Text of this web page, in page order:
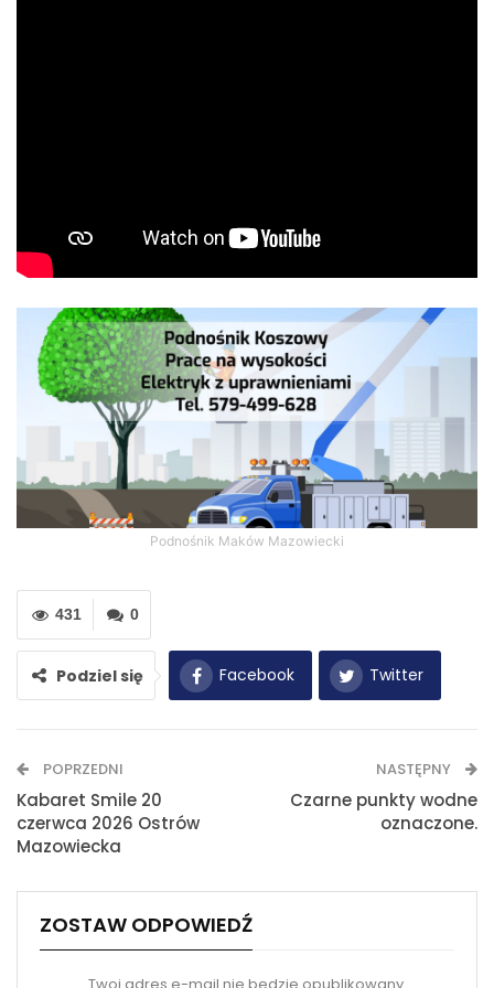
Podnośnik Maków Mazowiecki
0
431
Podziel się Facebook Twitter
POPRZEDNI
Kabaret Smile 20
czerwca 2026 Ostrów
Mazowiecka
NASTĘPNY
Czarne punkty wodne
oznaczone.
ZOSTAW ODPOWIEDŹ